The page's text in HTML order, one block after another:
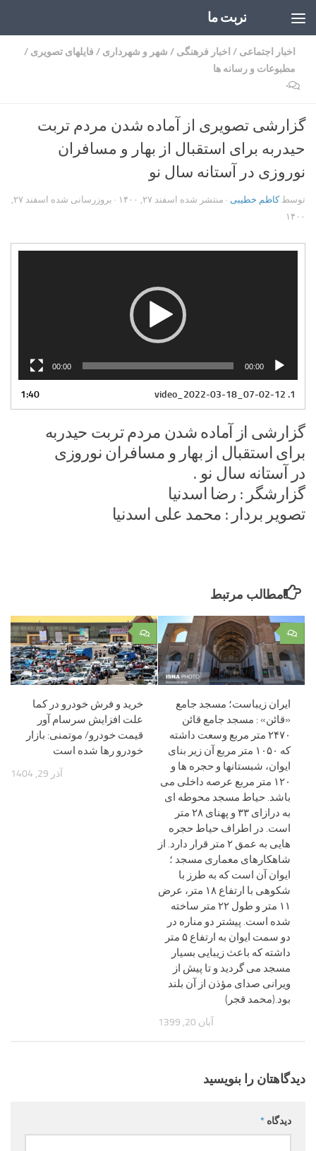
تربت ما
اخبار اجتماعی / اخبار فرهنگی / شهر و شهرداری / فایلهای تصویری /
مطبوعات و رسانه ها
۰
گزارشی تصویری از آماده شدن مردم تربت
حیدربه برای استقبال از بهار و مسافران
نوروزی در آستانه سال نو
توسطکاظم خطیبی · منتشر شده اسفند ۲۷, ۱۴۰۰ · بروزرسانی شده
اسفند ۲۷,
۱۴۰۰
00:00
00:00
1.
video_2022-03-18_07-02-12
1:40
گزارشی از آماده شدن مردم تربت حیدربه
برای استقبال از بهار و مسافران نوروزی
در آستانه سال نو .
گزارشگر : رضا اسدنیا
تصویر بردار : محمد علی اسدنیا
مطالب مرتبط
۰
خرید و فرش خودرو در کما
علت افزایش سرسام آور
قیمت خودرو/ موتمنی: بازار
خودرو رها شده است
آذر 29, 1404
۰
ایران زیباست؛ مسجد جامع
«قائن» : مسجد جامع قائن
۲۴۷۰ متر مربع وسعت داشته
که ۱۰۵۰ متر مربع آن زیر بنای
ایوان، شبستانها و حجره ها و
۱۲۰ متر مربع عرصه داخلی می
باشد. حیاط مسجد محوطه ای
به درازای ۳۳ و پهنای ۲۸ متر
است. در اطراف حیاط حجره
هایی به عمق ۲ متر قرار دارد. از
شاهکارهای معماری مسجد ؛
ایوان آن است که به طرز با
شکوهی با ارتفاع ۱۸ متر، عرض
۱۱ متر و طول ۲۲ متر ساخته
شده است. پیشتر دو مناره در
دو سمت ایوان به ارتفاع ۵ متر
داشته که باعث زیبایی بسیار
مسجد می گردید و تا پیش از
ویرانی صدای مؤذن از آن بلند
بود.(محمد قجر)
آبان 20, 1399
دیدگاهتان را بنویسید
دیدگاه *